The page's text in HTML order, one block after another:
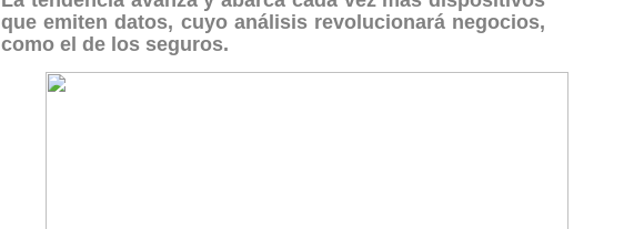
que emiten datos, cuyo análisis revolucionará negocios,
como el de los seguros.